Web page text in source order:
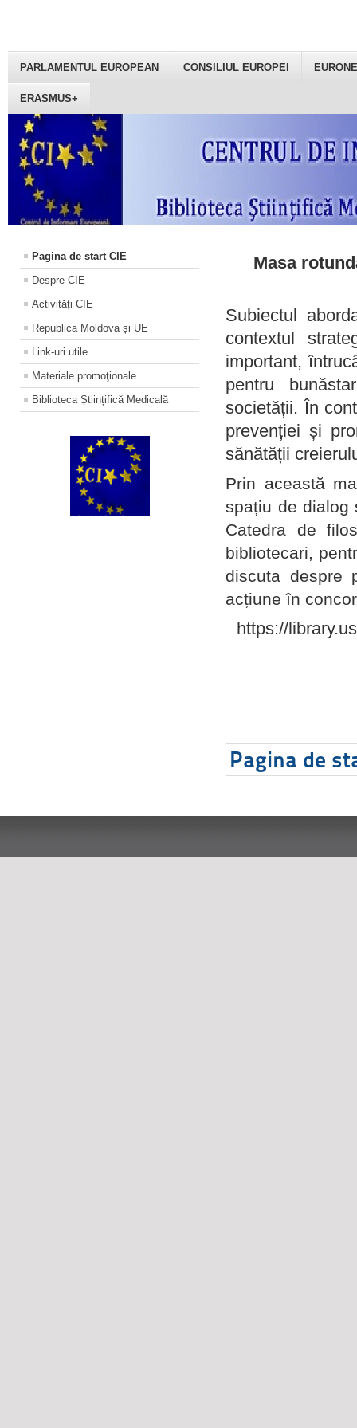
PARLAMENTUL EUROPEAN CONSILIUL EUROPEI
ERASMUS+
Pagina de start CIE
Despre CIE
Activități CIE
Republica Moldova și UE
Link-uri utile
Materiale promoţionale
Biblioteca Științifică Medicală
Masa
Subiectul
contextul
important,
pentru
societății. În
prevenției și
sănătății
Prin această
spațiu de dialog
Catedra de
bibliotecari,
discuta despre
acțiune în
https://
Pagina de